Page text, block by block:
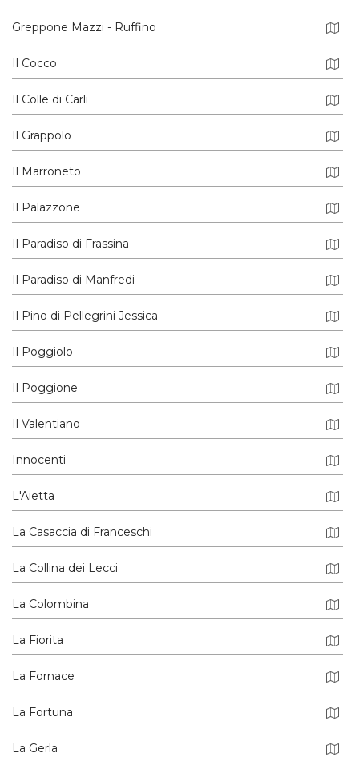
Greppone Mazzi - Ruffino
Il Cocco
Il Colle di Carli
Il Grappolo
Il Marroneto
Il Palazzone
Il Paradiso di Frassina
Il Paradiso di Manfredi
Il Pino di Pellegrini Jessica
Il Poggiolo
Il Poggione
Il Valentiano
Innocenti
L'Aietta
La Casaccia di Franceschi
La Collina dei Lecci
La Colombina
La Fiorita
La Fornace
La Fortuna
La Gerla